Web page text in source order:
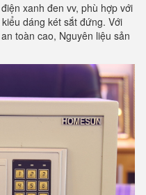
xanh đen vv, phù hợp với
dáng két sắt đứng. Với
toàn cao, Nguyên liệu sản